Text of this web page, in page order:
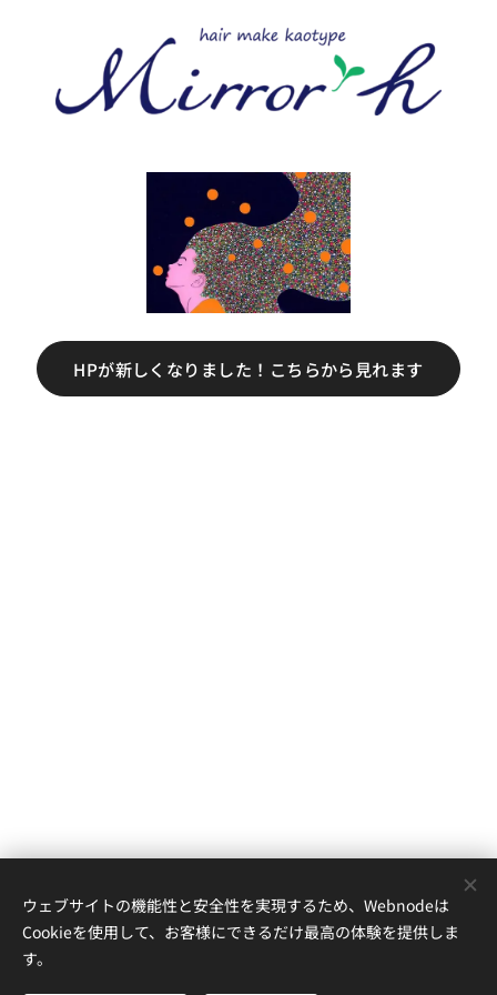
HPが新しくなりました！こちらから見れます
ウェブサイトの機能性と安全性を実現するため、Webnodeは
Cookieを使用して、お客様にできるだけ最高の体験を提供しま
す。